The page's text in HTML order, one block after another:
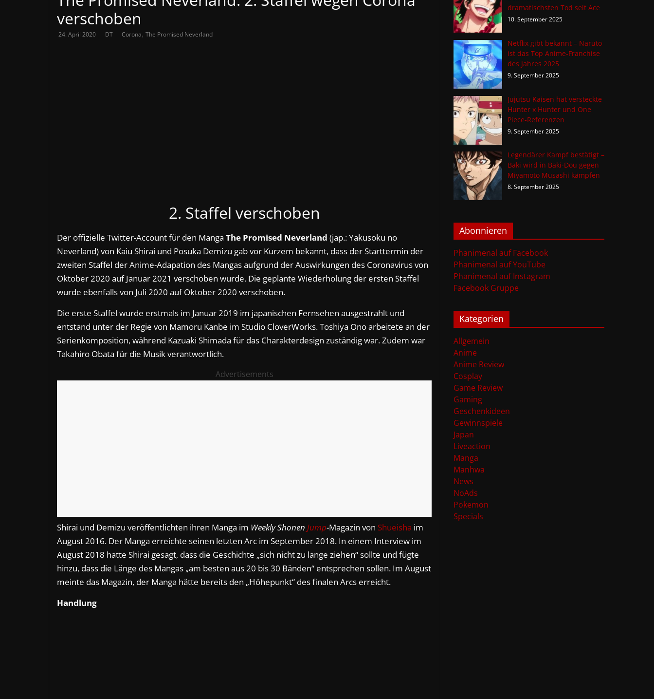
verschoben
24. April 2020 DT Corona, The Promised Neverland
2. Staffel verschoben
Der offizielle Twitter-Account für den Manga The Promised Neverland (jap.: Yakusoku no
Neverland) von Kaiu Shirai und Posuka Demizu gab vor Kurzem bekannt, dass der Starttermin der
zweiten Staffel der Anime-Adapation des Mangas aufgrund der Auswirkungen des Coronavirus von
Oktober 2020 auf Januar 2021 verschoben wurde. Die geplante Wiederholung der ersten Staffel
wurde ebenfalls von Juli 2020 auf Oktober 2020 verschoben.
Die erste Staffel wurde erstmals im Januar 2019 im japanischen Fernsehen ausgestrahlt und
entstand unter der Regie von Mamoru Kanbe im Studio CloverWorks. Toshiya Ono arbeitete an der
Serienkomposition, während Kazuaki Shimada für das Charakterdesign zuständig war. Zudem war
Takahiro Obata für die Musik verantwortlich.
Advertisements
Shirai und Demizu veröffentlichten ihren Manga im Weekly Shonen Jump-Magazin von Shueisha im
August 2016. Der Manga erreichte seinen letzten Arc im September 2018. In einem Interview im
August 2018 hatte Shirai gesagt, dass die Geschichte „sich nicht zu lange ziehen“ sollte und fügte
hinzu, dass die Länge des Mangas „am besten aus 20 bis 30 Bänden“ entsprechen sollen. Im August
meinte das Magazin, der Manga hätte bereits den „Höhepunkt“ des finalen Arcs erreicht.
Handlung
dramatischsten Tod seit Ace
10. September 2025
Netflix gibt bekannt – Naruto
ist das Top Anime-Franchise
des Jahres 2025
9. September 2025
Jujutsu Kaisen hat versteckte
Hunter x Hunter und One
Piece-Referenzen
9. September 2025
Legendärer Kampf bestätigt –
Baki wird in Baki-Dou gegen
Miyamoto Musashi kämpfen
8. September 2025
Abonnieren
Phanimenal auf Facebook
Phanimenal auf YouTube
Phanimenal auf Instagram
Facebook Gruppe
Kategorien
Allgemein
Anime
Anime Review
Cosplay
Game Review
Gaming
Geschenkideen
Gewinnspiele
Japan
Liveaction
Manga
Manhwa
News
NoAds
Pokemon
Specials